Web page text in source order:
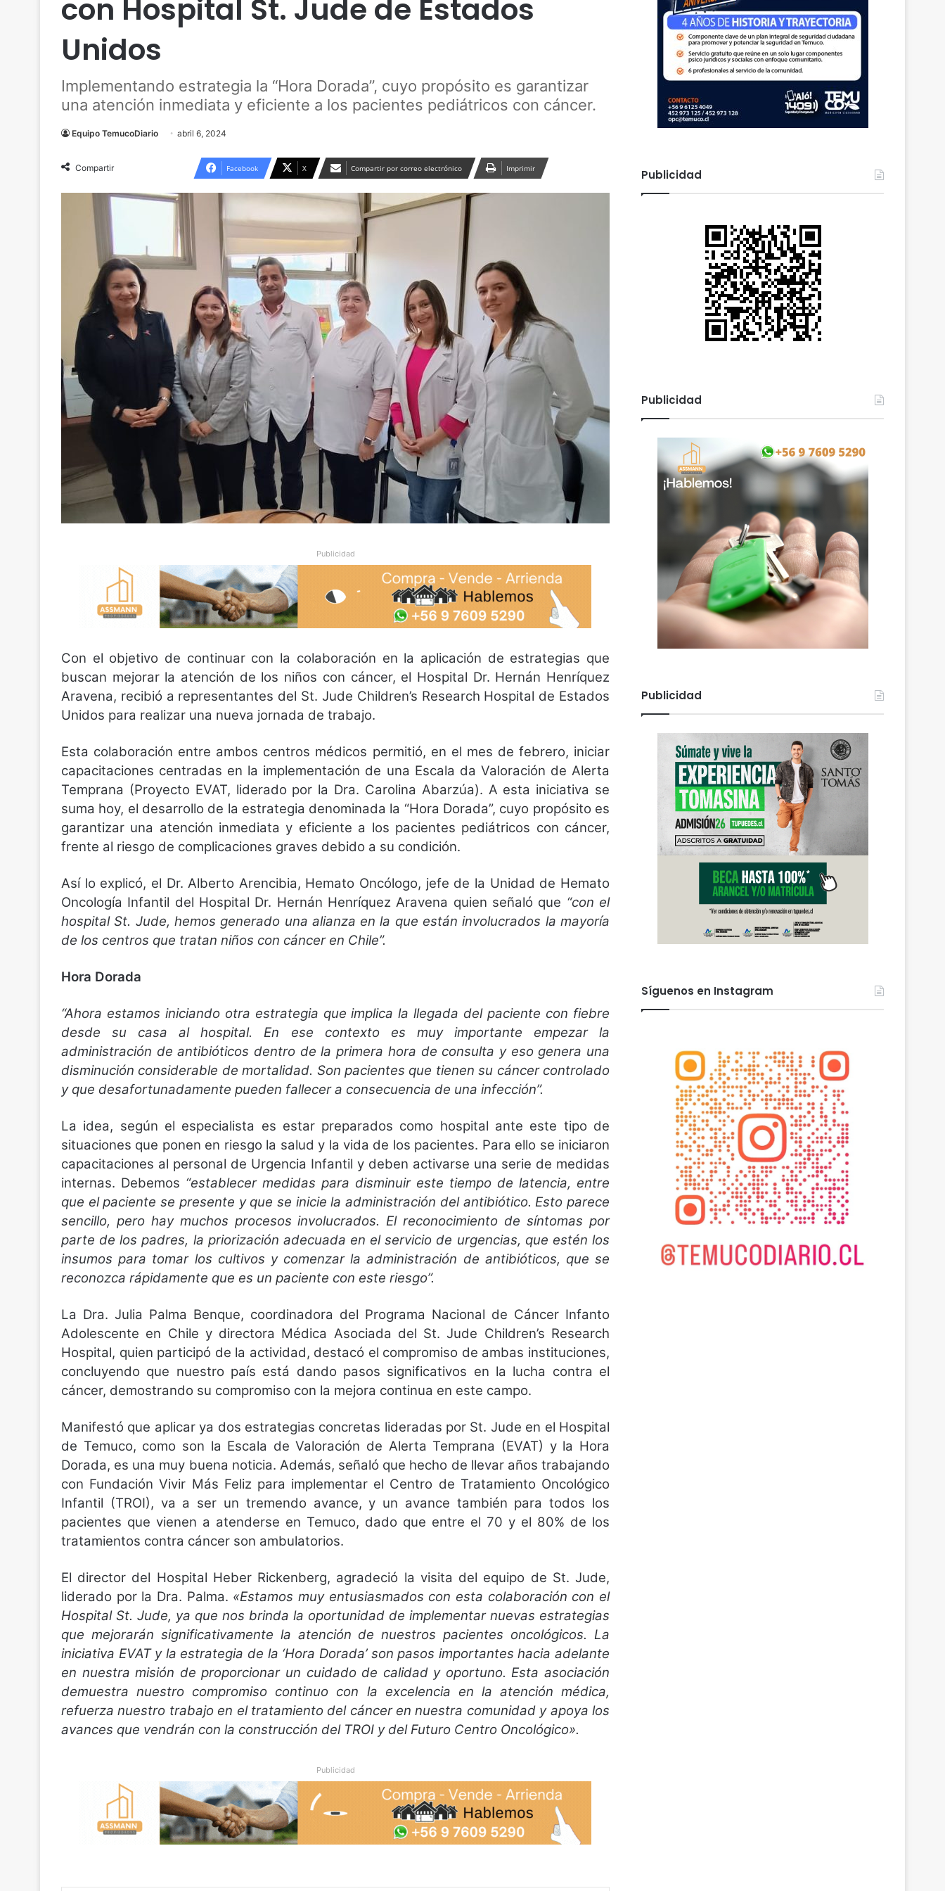
con Hospital St. Jude de Estados
Unidos
Implementando estrategia la “Hora Dorada”, cuyo propósito es garantizar
una atención inmediata y eficiente a los pacientes pediátricos con cáncer.
Equipo TemucoDiario abril 6, 2024
Compartir Facebook X Compartir por correo electrónico Imprimir
Publicidad
Con el objetivo de continuar con la colaboración en la aplicación de estrategias que
buscan mejorar la atención de los niños con cáncer, el Hospital Dr. Hernán Henríquez
Aravena, recibió a representantes del St. Jude Children’s Research Hospital de Estados
Unidos para realizar una nueva jornada de trabajo.
Esta colaboración entre ambos centros médicos permitió, en el mes de febrero, iniciar
capacitaciones centradas en la implementación de una Escala da Valoración de Alerta
Temprana (Proyecto EVAT, liderado por la Dra. Carolina Abarzúa). A esta iniciativa se
suma hoy, el desarrollo de la estrategia denominada la “Hora Dorada”, cuyo propósito es
garantizar una atención inmediata y eficiente a los pacientes pediátricos con cáncer,
frente al riesgo de complicaciones graves debido a su condición.
Así lo explicó, el Dr. Alberto Arencibia, Hemato Oncólogo, jefe de la Unidad de Hemato
Oncología Infantil del Hospital Dr. Hernán Henríquez Aravena quien señaló que “con el
hospital St. Jude, hemos generado una alianza en la que están involucrados la mayoría
de los centros que tratan niños con cáncer en Chile”.
Hora Dorada
“Ahora estamos iniciando otra estrategia que implica la llegada del paciente con fiebre
desde su casa al hospital. En ese contexto es muy importante empezar la
administración de antibióticos dentro de la primera hora de consulta y eso genera una
disminución considerable de mortalidad. Son pacientes que tienen su cáncer controlado
y que desafortunadamente pueden fallecer a consecuencia de una infección”.
La idea, según el especialista es estar preparados como hospital ante este tipo de
situaciones que ponen en riesgo la salud y la vida de los pacientes. Para ello se iniciaron
capacitaciones al personal de Urgencia Infantil y deben activarse una serie de medidas
internas. Debemos “establecer medidas para disminuir este tiempo de latencia, entre
que el paciente se presente y que se inicie la administración del antibiótico. Esto parece
sencillo, pero hay muchos procesos involucrados. El reconocimiento de síntomas por
parte de los padres, la priorización adecuada en el servicio de urgencias, que estén los
insumos para tomar los cultivos y comenzar la administración de antibióticos, que se
reconozca rápidamente que es un paciente con este riesgo”.
La Dra. Julia Palma Benque, coordinadora del Programa Nacional de Cáncer Infanto
Adolescente en Chile y directora Médica Asociada del St. Jude Children’s Research
Hospital, quien participó de la actividad, destacó el compromiso de ambas instituciones,
concluyendo que nuestro país está dando pasos significativos en la lucha contra el
cáncer, demostrando su compromiso con la mejora continua en este campo.
Manifestó que aplicar ya dos estrategias concretas lideradas por St. Jude en el Hospital
de Temuco, como son la Escala de Valoración de Alerta Temprana (EVAT) y la Hora
Dorada, es una muy buena noticia. Además, señaló que hecho de llevar años trabajando
con Fundación Vivir Más Feliz para implementar el Centro de Tratamiento Oncológico
Infantil (TROI), va a ser un tremendo avance, y un avance también para todos los
pacientes que vienen a atenderse en Temuco, dado que entre el 70 y el 80% de los
tratamientos contra cáncer son ambulatorios.
El director del Hospital Heber Rickenberg, agradeció la visita del equipo de St. Jude,
liderado por la Dra. Palma. «Estamos muy entusiasmados con esta colaboración con el
Hospital St. Jude, ya que nos brinda la oportunidad de implementar nuevas estrategias
que mejorarán significativamente la atención de nuestros pacientes oncológicos. La
iniciativa EVAT y la estrategia de la ‘Hora Dorada’ son pasos importantes hacia adelante
en nuestra misión de proporcionar un cuidado de calidad y oportuno. Esta asociación
demuestra nuestro compromiso continuo con la excelencia en la atención médica,
refuerza nuestro trabajo en el tratamiento del cáncer en nuestra comunidad y apoya los
avances que vendrán con la construcción del TROI y del Futuro Centro Oncológico».
Publicidad
Publicidad
Publicidad
Publicidad
Síguenos en Instagram